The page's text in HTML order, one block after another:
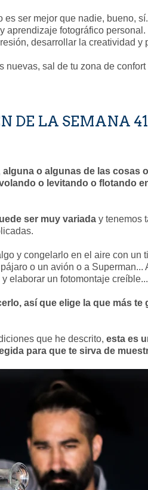
es ser mejor que nadie, bueno,
aprendizaje fotográfico
desarrollar la creatividad y
nuevas, sal de tu zona de
DE LA SEMANA
alguna o algunas de las cosas
o levitando o flotando
ser muy variada y tenemos
y congelarlo en el aire con un
o un avión o a Superman...
elaborar un fotomontaje creíble...
así que elige la que más te
que he descrito, esta es
para que te sirva de